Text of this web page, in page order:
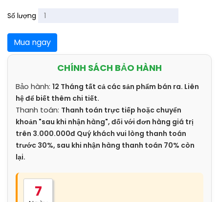
Số lượng
Mua ngay
CHÍNH SÁCH BẢO HÀNH
Bảo hành: 12 Tháng tất cả các sản phẩm bán ra. Liên
hệ để biết thêm chi tiết.
Thanh toán: Thanh toán trực tiếp hoặc chuyển
khoản "sau khi nhận hàng", đối với đơn hàng giá trị
trên 3.000.000đ Quý khách vui lòng thanh toán
trước 30%, sau khi nhận hàng thanh toán 70% còn
lại.
7